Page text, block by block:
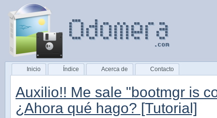
Inicio Índice Acerca de Contacto
Auxilio!! Me sale "bootmgr is
¿Ahora qué hago? [Tutorial]